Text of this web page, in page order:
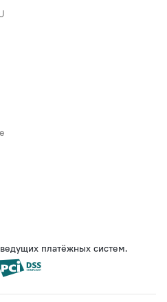
платёжных систем.